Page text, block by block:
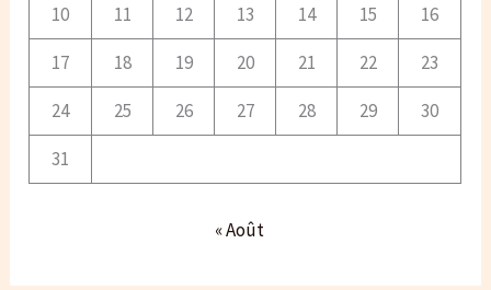
10 11 12 13 14 15
16
17
18 19 20 21 22
23
24
25 26 27 28 29
30
31
« Août